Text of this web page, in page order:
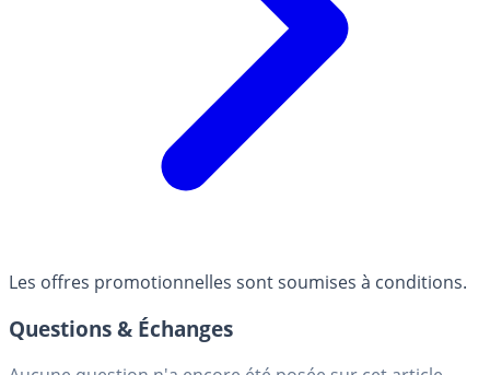
Les offres promotionnelles sont soumises à conditions.
Questions & Échanges